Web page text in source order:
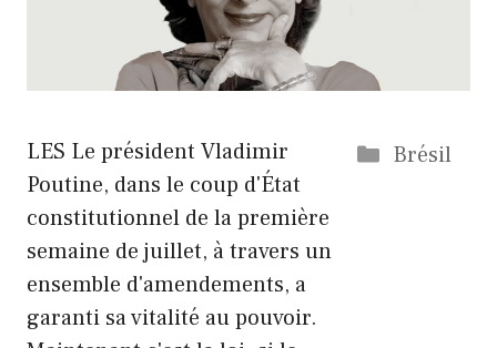
LES Le président Vladimir
Poutine, dans le coup d'État
constitutionnel de la première
semaine de juillet, à travers un
ensemble d'amendements, a
garanti sa vitalité au pouvoir.
Catégories
Brésil